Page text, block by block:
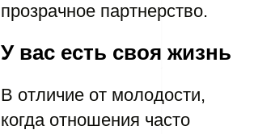
прозрачное партнерство.
У вас есть своя жизнь
В отличие от молодости,
когда отношения часто